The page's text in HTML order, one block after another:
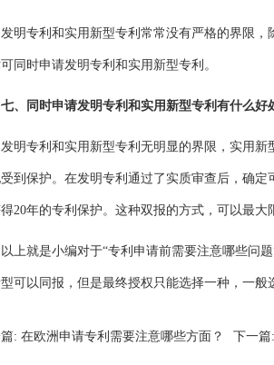
专利和实用新型专利常常没有严格的界限，
同时申请发明专利和实用新型专利。
七、同时申请发明专利和实用新型专利有什么好
专利和实用新型专利无明显的界限，实用新
到保护。在发明专利通过了实质审查后，确
20年的专利保护。这种双报的方式，可以最
就是小编对于“专利申请前需要注意哪些问题
可以同报，但是最终授权只能选择一种，一般
: 在欧洲申请专利需要注意哪些方面？ 下一篇: